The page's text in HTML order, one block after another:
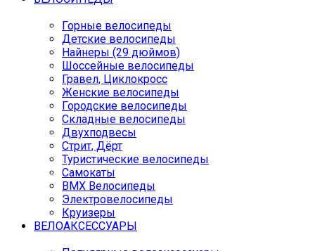
Горные велосипеды
Детские велосипеды
Найнеры (29 дюймов)
Шоссейные велосипеды
Гравел, Циклокросс
Женские велосипеды
Городcкие велосипеды
Складные велосипеды
Двухподвесы
Стрит, Дёрт
Туристические велосипеды
Самокаты
BMX Велосипеды
Электровелосипеды
Круизеры
ВЕЛОАКСЕССУАРЫ